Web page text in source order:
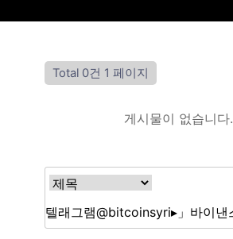
Total 0건 1 페이지
게시물이 없습니다.